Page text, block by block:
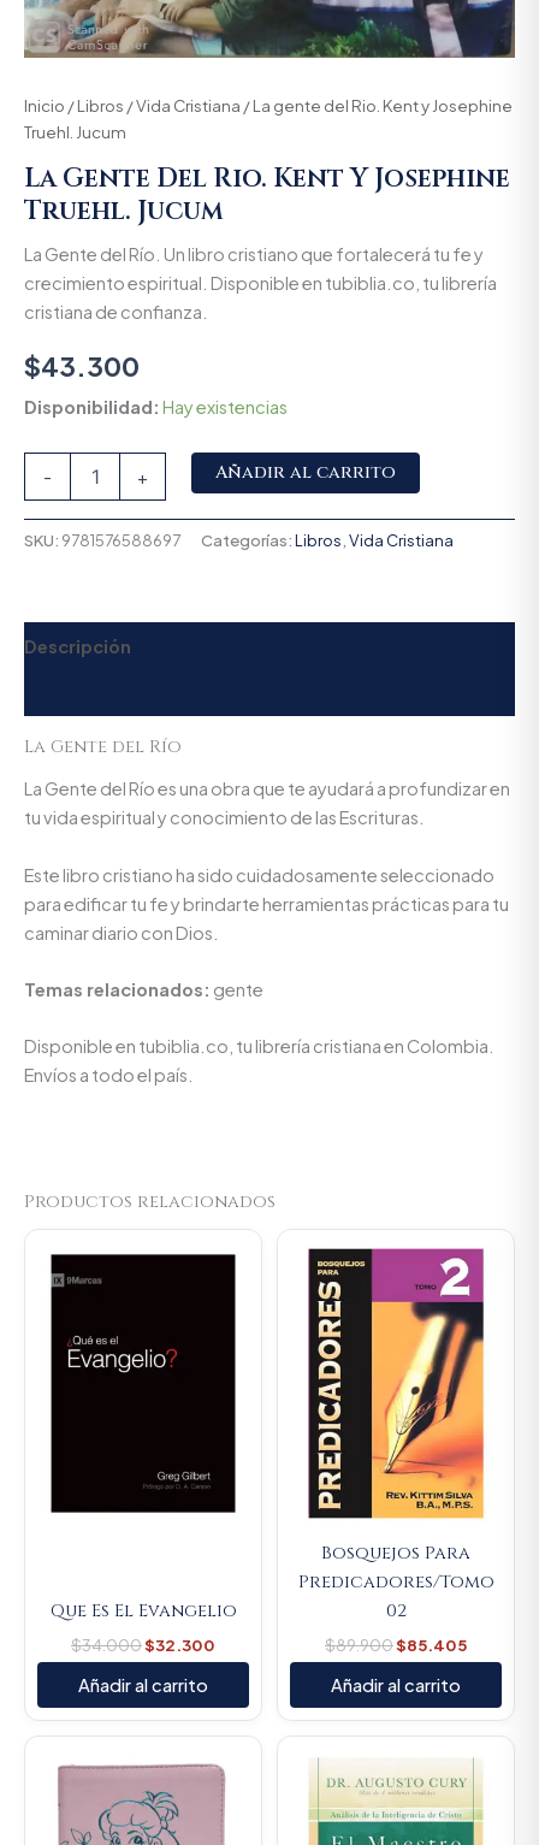
Inicio /Libros /Vida Cristiana / La gente del Rio. Kent y Josephine
Truehl. Jucum
La Gente Del Rio. Kent Y Josephine
Truehl. Jucum
La Gente del Río. Un libro cristiano que fortalecerá tu fe y
crecimiento espiritual. Disponible en tubiblia.co, tu librería
cristiana de confianza.
$43.300
Disponibilidad: Hay existencias
- + Añadir al carrito
SKU: 9781576588697 Categorías:Libros Vida Cristiana
Descripción
La Gente del Río
La Gente del Río es una obra que te ayudará a profundizar en
tu vida espiritual y conocimiento de las Escrituras.
Este libro cristiano ha sido cuidadosamente seleccionado
para edificar tu fe y brindarte herramientas prácticas para tu
caminar diario con Dios.
Temas relacionados: gente
Disponible en tubiblia.co, tu librería cristiana en Colombia.
Envíos a todo el país.
Productos relacionados
Que Es El Evangelio
$34.000
price
$32.300
Current
price
Añadir al carrito
Bosquejos Para
Predicadores/Tomo
02
$89.900
was:
$89.900.
$85.405
Current
price
is:
Añadir al carrito
price
was:
$107.000.
Current
price
is:
$101.650.